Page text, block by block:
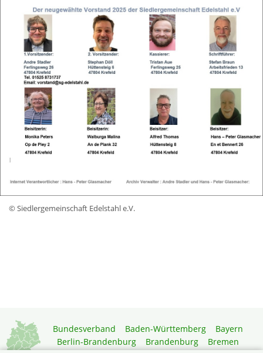
© Siedlergemeinschaft Edelstahl e.V.
Bundesverband Baden-Württemberg
Bayern
Berlin-Brandenburg
Brandenburg
Bremen